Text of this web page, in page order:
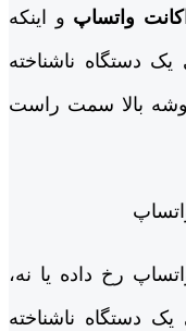
واتساپ و اینکه
یک دستگاه ناشناخته
بالا سمت راست
رخ داده یا نه،
دستگاه ناشناخته